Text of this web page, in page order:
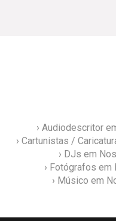
› Audiodescritor
› Cartunistas /
› DJs em
› Fotógrafos em
› Músico em